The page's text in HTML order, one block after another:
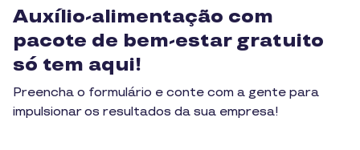
Auxílio-alimentação com
pacote de bem-estar gratuito
só tem aqui!
Preencha o formulário e conte com a gente para
impulsionar os resultados da sua empresa!